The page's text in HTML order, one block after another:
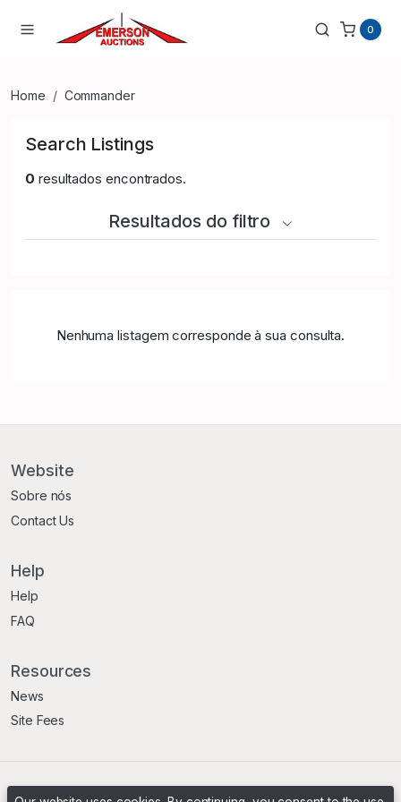
0
Home Commander
Search Listings
0 resultados encontrados.
Resultados do filtro
Nenhuma listagem corresponde à sua consulta.
Website
Sobre nós
Contact Us
Help
Help
FAQ
Resources
News
Site Fees